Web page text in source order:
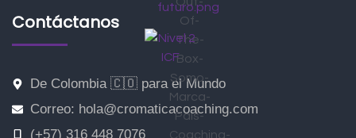
Contáctanos
De Colombia 🇨🇴 para el Mundo
Correo: hola@cromaticacoaching.com
(+57) 316 448 7076